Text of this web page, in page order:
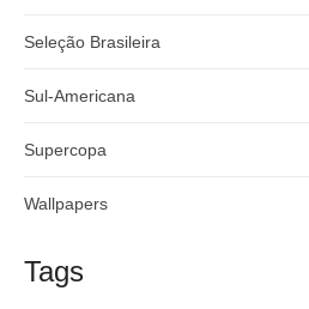
Seleção Brasileira
Sul-Americana
Supercopa
Wallpapers
Tags